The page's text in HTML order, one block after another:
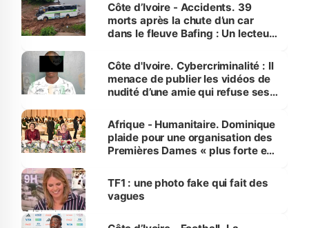
Côte d’Ivoire - Accidents. 39
morts après la chute d’un car
dans le fleuve Bafing : Un lecteur
des Transports
Côte d'Ivoire. Cybercriminalité : Il
menace de publier les vidéos de
nudité d’une amie qui refuse ses
Afrique - Humanitaire. Dominique
plaide pour une organisation des
Premières Dames « plus forte et
sur la scène internationale »
TF1 : une photo fake qui fait des
vagues